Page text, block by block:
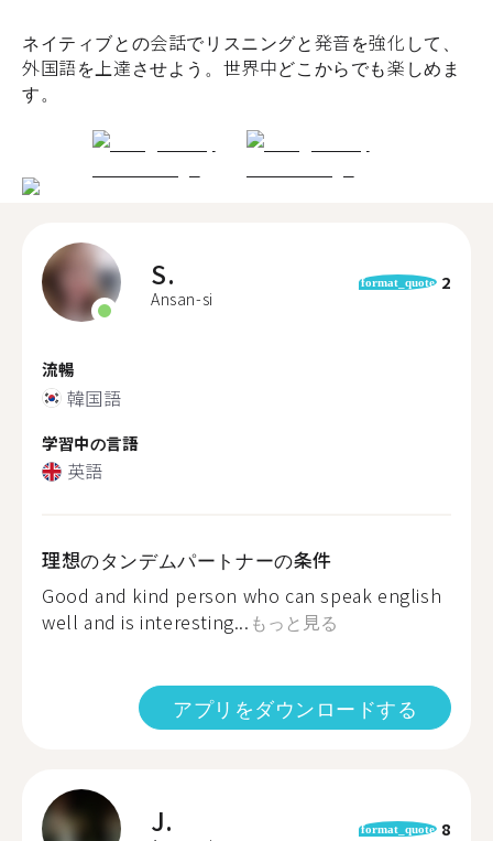
ネイティブとの会話でリスニングと発音を強化して、
外国語を上達させよう。世界中どこからでも楽しめま
す。
S.
Ansan-si
format_quote 2
流暢
韓国語
学習中の言語
英語
理想のタンデムパートナーの条件
Good and kind person who can speak english
well and is interesting... もっと見る
アプリをダウンロードする
J. format_quote 8